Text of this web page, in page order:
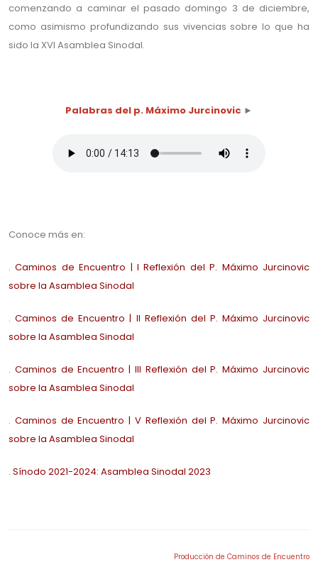
comenzando a caminar el pasado domingo 3 de diciembre,
como asimismo profundizando sus vivencias sobre lo que ha
sido la XVI Asamblea Sinodal.
Palabras del p. Máximo Jurcinovic ►
Conoce más en:
.Caminos de Encuentro | I Reflexión del P. Máximo Jurcinovic
sobre la Asamblea Sinodal
.Caminos de Encuentro | II Reflexión del P. Máximo Jurcinovic
sobre la Asamblea Sinodal
. Caminos de Encuentro | III Reflexión del P. Máximo Jurcinovic
sobre la Asamblea Sinodal
. Caminos de Encuentro | V Reflexión del P. Máximo Jurcinovic
sobre la Asamblea Sinodal
. Sínodo 2021-2024: Asamblea Sinodal 2023
Producción de Caminos de Encuentro